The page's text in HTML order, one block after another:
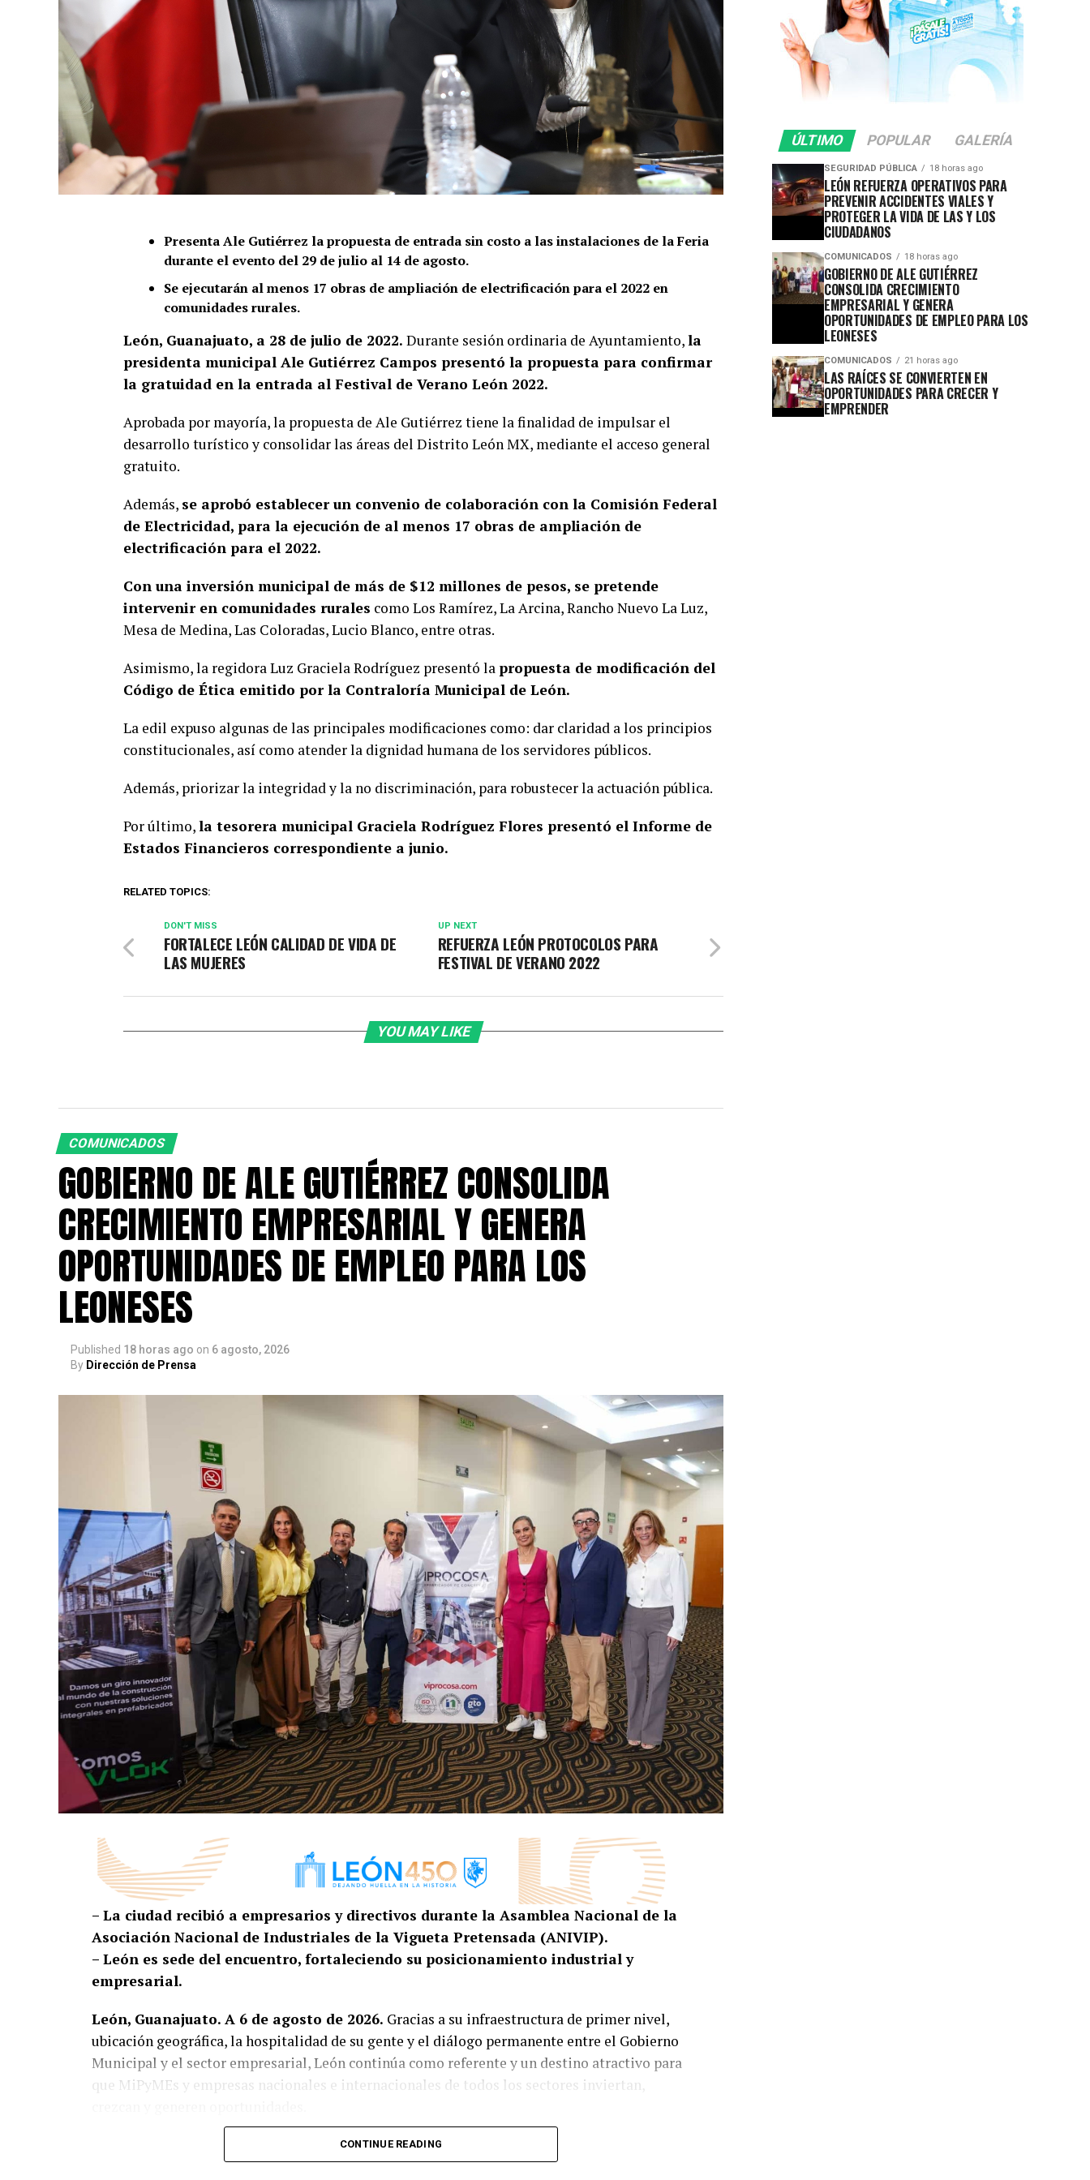
Presenta Ale Gutiérrez la propuesta de entrada sin costo a las instalaciones de la Feria
durante el evento del 29 de julio al 14 de agosto.
Se ejecutarán al menos 17 obras de ampliación de electrificación para el 2022 en
comunidades rurales.
León, Guanajuato, a 28 de julio de 2022. Durante sesión ordinaria de Ayuntamiento,la
presidenta municipal Ale Gutiérrez Campos presentó la propuesta para confirmar
la gratuidad en la entrada al Festival de Verano León 2022.
Aprobada por mayoría, la propuesta de Ale Gutiérrez tiene la finalidad de impulsar el
desarrollo turístico y consolidar las áreas del Distrito León MX, mediante el acceso general
gratuito.
Además, se aprobó establecer un convenio de colaboración con la Comisión Federal
de Electricidad, para la ejecución de al menos 17 obras de ampliación de
electrificación para el 2022.
Con una inversión municipal de más de $12 millones de pesos, se pretende
intervenir en comunidades rurales como Los Ramírez, La Arcina, Rancho Nuevo La Luz,
Mesa de Medina, Las Coloradas, Lucio Blanco, entre otras.
Asimismo, la regidora Luz Graciela Rodríguez presentó la propuesta de modificación del
Código de Ética emitido por la Contraloría Municipal de León.
La edil expuso algunas de las principales modificaciones como: dar claridad a los principios
constitucionales, así como atender la dignidad humana de los servidores públicos.
Además, priorizar la integridad y la no discriminación, para robustecer la actuación pública.
Por último,la tesorera municipal Graciela Rodríguez Flores presentó el Informe de
Estados Financieros correspondiente a junio.
RELATED TOPICS:
UP NEXT
REFUERZA LEÓN PROTOCOLOS PARA
FESTIVAL DE VERANO 2022
DON'T MISS
FORTALECE LEÓN CALIDAD DE VIDA DE
LAS MUJERES
YOU MAY LIKE
COMUNICADOS
GOBIERNO DE ALE GUTIÉRREZ CONSOLIDA
CRECIMIENTO EMPRESARIAL Y GENERA
OPORTUNIDADES DE EMPLEO PARA LOS
LEONESES
Published 18 horas ago on 6 agosto, 2026
By Dirección de Prensa
– La ciudad recibió a empresarios y directivos durante la Asamblea Nacional de la
Asociación Nacional de Industriales de la Vigueta Pretensada (ANIVIP).
– León es sede del encuentro, fortaleciendo su posicionamiento industrial y
empresarial.
León, Guanajuato. A 6 de agosto de 2026. Gracias a su infraestructura de primer nivel,
ubicación geográfica, la hospitalidad de su gente y el diálogo permanente entre el Gobierno
Municipal y el sector empresarial, León continúa como referente y un destino atractivo para
que MiPyMEs y empresas nacionales e internacionales de todos los sectores inviertan,
La presidenta municipal, Ale Gutiérrez, dio la bienvenida a los integrantes de la Asociación
Nacional de Industriales de la Vigueta Pretensada A.C. (ANIVIP), durante su segunda
CONTINUE READING
ÚLTIMO POPULAR GALERÍA
SEGURIDAD PÚBLICA 18 horas ago
LEÓN REFUERZA OPERATIVOS PARA
PREVENIR ACCIDENTES VIALES Y
PROTEGER LA VIDA DE LAS Y LOS
CIUDADANOS
COMUNICADOS 18 horas ago
GOBIERNO DE ALE GUTIÉRREZ
CONSOLIDA CRECIMIENTO
EMPRESARIAL Y GENERA
OPORTUNIDADES DE EMPLEO PARA LOS
LEONESES
COMUNICADOS 21 horas ago
LAS RAÍCES SE CONVIERTEN EN
OPORTUNIDADES PARA CRECER Y
EMPRENDER